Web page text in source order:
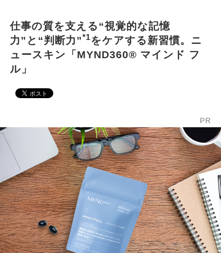
仕事の質を支える“視覚的な記憶
力”と“判断力”*1をケアする新習慣。ニ
ュースキン「MYND360® マインド フ
ル」
PR